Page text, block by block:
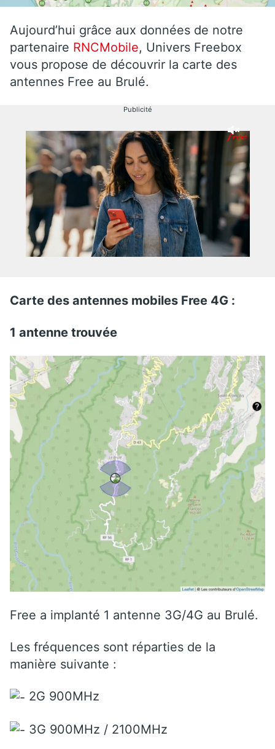
Aujourd’hui grâce aux données de notre
partenaire RNCMobile, Univers Freebox
vous propose de découvrir la carte des
antennes Free au Brulé.
Publicité
Carte des antennes mobiles Free 4G :
1 antenne trouvée
Free a implanté 1 antenne 3G/4G au Brulé.
Les fréquences sont réparties de la
manière suivante :
2G 900MHz
3G 900MHz / 2100MHz